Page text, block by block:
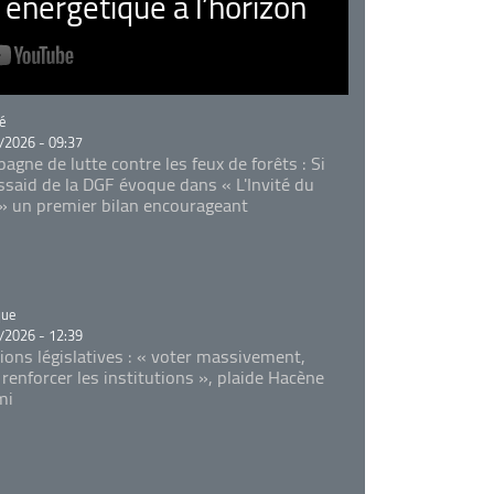
- 09:37
de lutte contre les feux de forêts : Si
de la DGF évoque dans « L'Invité du
un premier bilan encourageant
- 12:39
législatives : « voter massivement,
les institutions », plaide Hacène